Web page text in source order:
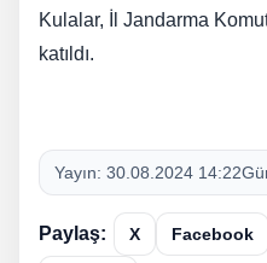
Kulalar, İl Jandarma
katıldı.
Yayın: 30.08.2024 14:22
Paylaş: X Facebook